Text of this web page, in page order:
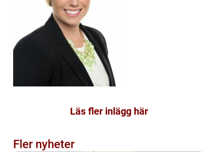
Läs fler inlägg här
Fler nyheter